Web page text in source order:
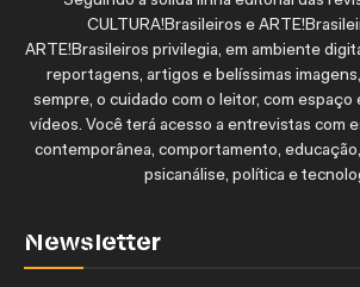
CULTURA!Brasileiros e
ARTE!Brasileiros privilegia, em ambiente
reportagens, artigos e belíssimas
sempre, o cuidado com o leitor, com espaço
vídeos. Você terá acesso a entrevistas com
contemporânea, comportamento,
psicanálise, política e
Newsletter